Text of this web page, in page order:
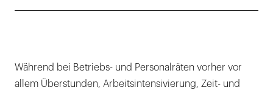
Während bei Betriebs- und Personalräten vorher vor
allem Überstunden, Arbeitsintensivierung, Zeit- und